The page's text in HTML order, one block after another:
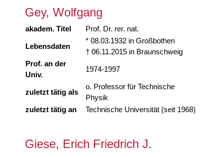
Gey, Wolfgang
akadem. Titel Prof. Dr. rer. nat.
Lebensdaten
* 08.03.1932 in Großbothen
† 06.11.2015 in Braunschweig
Prof. an der
Univ.
1974-1997
zuletzt tätig als
o. Professor für Technische
Physik
zuletzt tätig an
Technische Universität (seit 1968)
Giese, Erich Friedrich J.